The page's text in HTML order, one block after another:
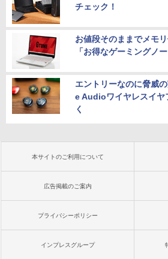
チェック！
お値段そのままでメモ
「お得なゲーミングノー
エントリーなのに脅威
e Audioワイヤレスイヤ
く
本サイトのご利用について
広告掲載のご案内
プライバシーポリシー
インプレスグループ